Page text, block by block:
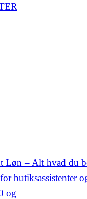
Løn – Alt hvad du
butiksassistenter
og